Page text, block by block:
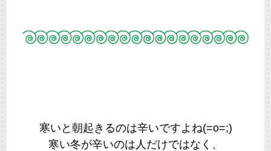
寒いと朝起きるのは辛いですよね(=o=;)
寒い冬が辛いのは人だけではなく、